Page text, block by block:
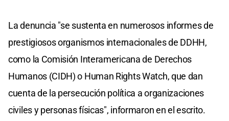
La denuncia "se sustenta en numerosos informes de
prestigiosos organismos internacionales de DDHH,
como la Comisión Interamericana de Derechos
Humanos (CIDH) o Human Rights Watch, que dan
cuenta de la persecución política a organizaciones
civiles y personas físicas", informaron en el escrito.